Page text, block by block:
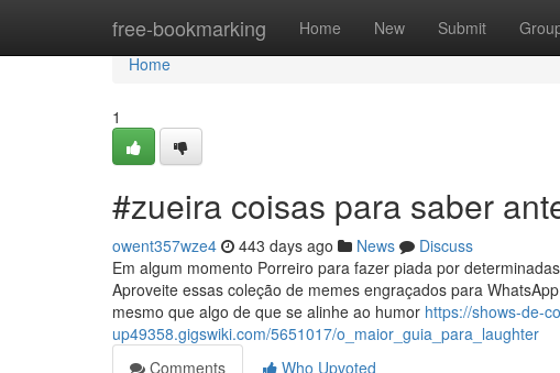
free-bookmarking Home New Submit
Home
Home
1
#zueira coisas para saber
owent357wze4 443 days ago News
Discuss
Em algum momento Porreiro para fazer piada por
Aproveite essas coleção de memes engraçados para
mesmo que algo de que se alinhe ao humor https://shows-de-
up49358.gigswiki.com/5651017/o_maior_guia_para_laughter
Comments
Who Upvoted